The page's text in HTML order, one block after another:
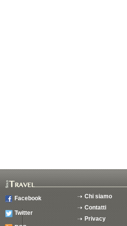
Facebook
Twitter
Chi siamo
Contatti
Privacy